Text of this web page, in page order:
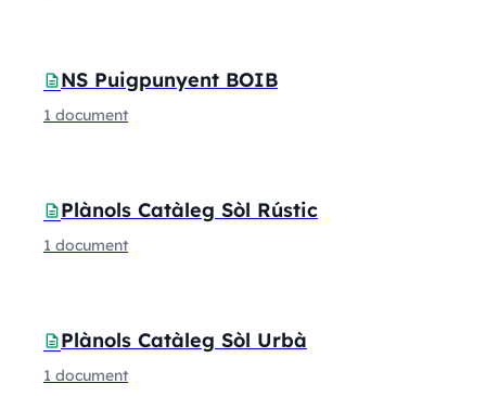
descriptionNS Puigpunyent BOIB
1 document
descriptionPlànols Catàleg Sòl Rústic
1 document
descriptionPlànols Catàleg Sòl Urbà
1 document